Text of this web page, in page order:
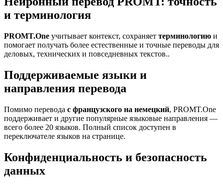
и терминология
PROMT.One учитывает контекст, сохраняет терминологию и
помогает получать более естественные и точные переводы для
деловых, технических и повседневных текстов..
Поддерживаемые языки и
направления перевода
Помимо перевода с французского на немецкий, PROMT.One
поддерживает и другие популярные языковые направления —
всего более 20 языков. Полный список доступен в
переключателе языков на странице.
Конфиденциальность и безопасность
данных